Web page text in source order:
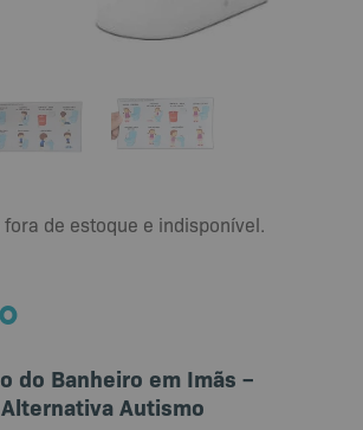
de estoque e indisponível.
do Banheiro em Imãs –
Autismo